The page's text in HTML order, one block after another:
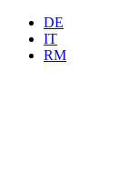
DE
IT
RM